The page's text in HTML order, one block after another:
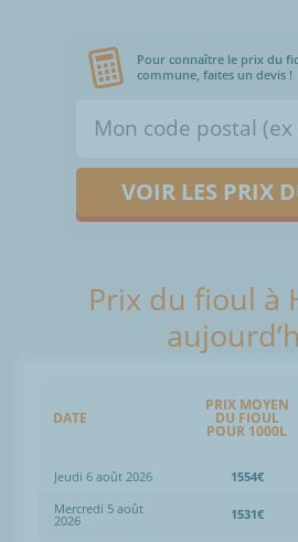
Pour connaître le prix du
commune, faites un devis !
VOIR LES PRIX
Prix du fioul à
DATE
PRIX MOYEN
DU FIOUL
POUR 1000L
Jeudi 6 août 2026 1554€
Mercredi 5 août
2026 1531€